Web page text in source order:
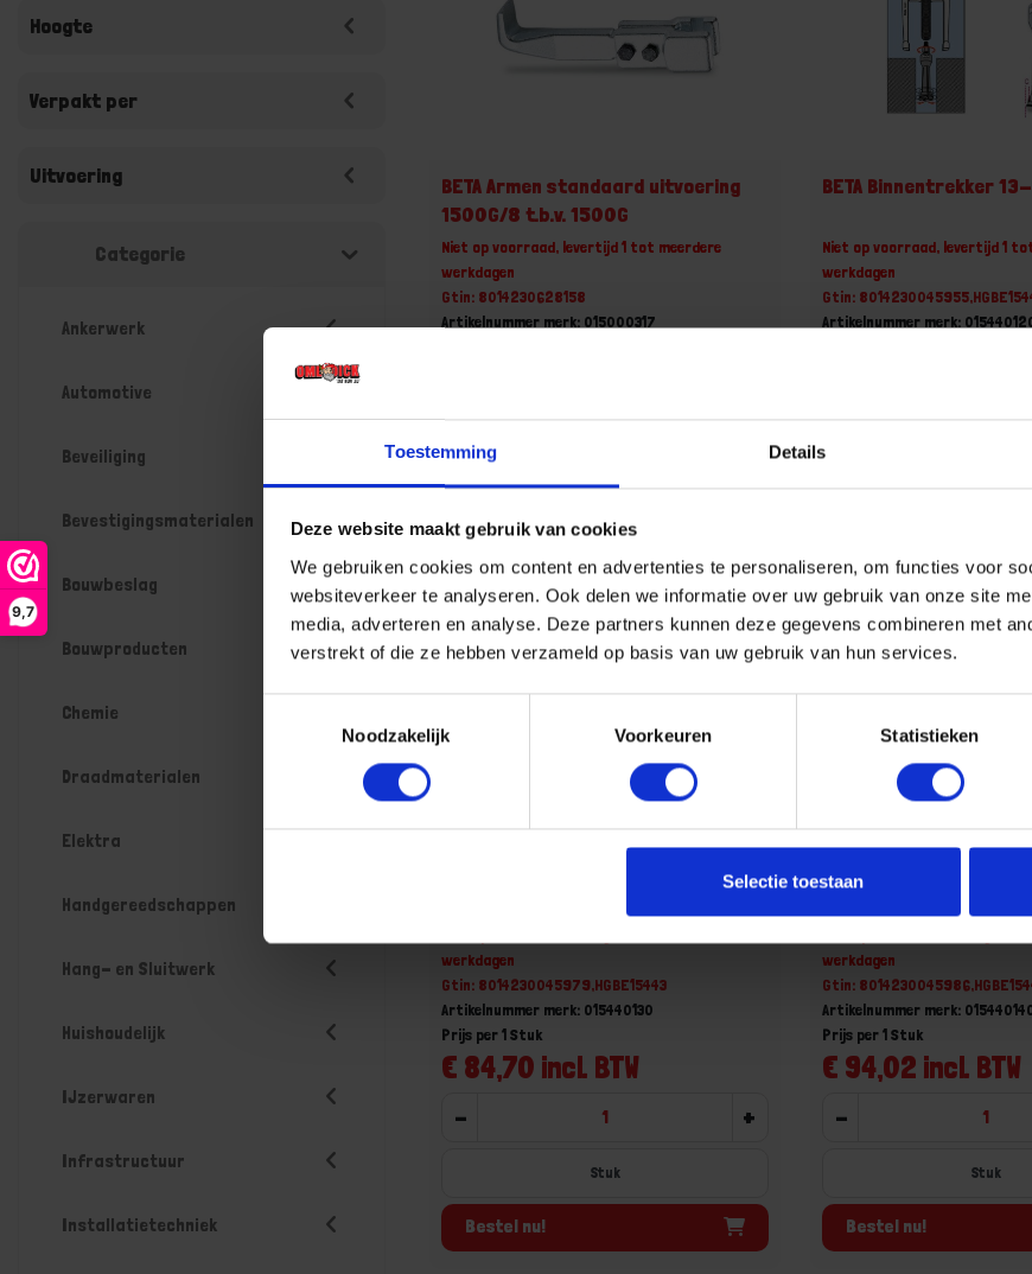
Toestemming Details
Deze website maakt gebruik van cookies
We gebruiken cookies om content en advertenties te personaliseren, om functies voor
websiteverkeer te analyseren. Ook delen we informatie over uw gebruik van onze site
media, adverteren en analyse. Deze partners kunnen deze gegevens combineren met
verstrekt of die ze hebben verzameld op basis van uw gebruik van hun services.
Noodzakelijk
Voorkeuren Statistieken
Selectie toestaan
9,7
Hoogte
Verpakt per
Uitvoering
Categorie
Ankerwerk
Automotive
Beveiliging
Bevestigingsmaterialen
Bouwbeslag
Bouwproducten
Chemie
Draadmaterialen
Elektra
Handgereedschappen
Hang- en Sluitwerk
Huishoudelijk
IJzerwaren
Infrastructuur
Installatietechniek
BETA Armen standaard uitvoering
1500G/8 t.b.v. 1500G
Niet op voorraad, levertijd 1 tot meerdere
werkdagen
Gtin: 8014230628158
Artikelnummer merk: 015000317
- +
Stuk
Bestel nu!
BETA Binnentrekker 13-
Niet op voorraad, levertijd 1
werkdagen
Gtin:
Artikelnummer merk:
-
Stuk
BETA Binnentrekker 16-21MM 1544/3
werkdagen
Gtin: 8014230045979,HGBE15443
Artikelnummer merk: 015440130
€ 84,70 incl. BTW
Prijs per 1 Stuk
- +
Stuk
Bestel nu!
BETA Binnentrekker
werkdagen
Gtin:
Artikelnummer merk:
€ 94,02 incl. BTW
Prijs per 1 Stuk
-
Stuk
Bestel nu!